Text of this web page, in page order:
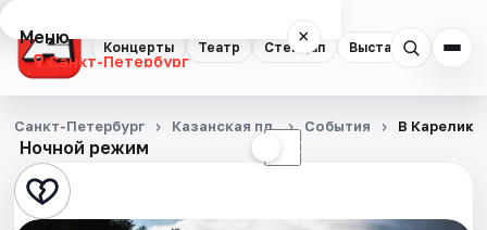
Концерты Театр Стендап Выставки
Меню ×
Санкт-Петербург
Концерты
Театр
Стендап
Ночной режим ☾
Санкт-Петербург Казанская пл. События В Карелию